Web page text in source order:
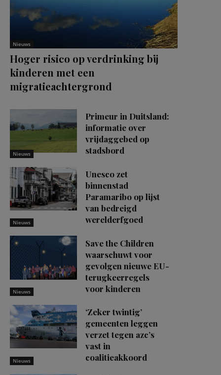
Nieuws
Hoger risico op verdrinking bij
kinderen met een
migratieachtergrond
Nieuws
Primeur in Duitsland:
informatie over
vrijdaggebed op
stadsbord
Nieuws
Unesco zet
binnenstad
Paramaribo op lijst
van bedreigd
werelderfgoed
Nieuws
Save the Children
waarschuwt voor
gevolgen nieuwe EU-
terugkeerregels
voor kinderen
Nieuws
‘Zeker twintig’
gemeenten leggen
verzet tegen azc’s
vast in
coalitieakkoord